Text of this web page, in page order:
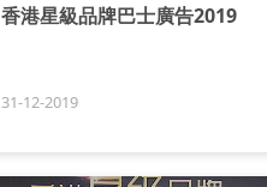
香港星級品牌巴士廣告2019
31-12-2019